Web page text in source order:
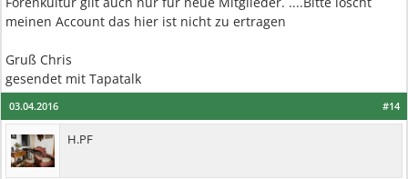
meinen Account das hier ist nicht zu ertragen
Gruß Chris
gesendet mit Tapatalk
#14
03.04.2016
H.PF